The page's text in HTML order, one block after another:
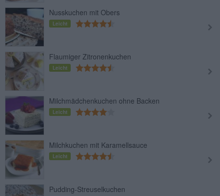
Nusskuchen mit Obers
Leicht
Flaumiger Zitronenkuchen
Leicht
Milchmädchenkuchen ohne Backen
Leicht
Milchkuchen mit Karamellsauce
Leicht
Pudding-Streuselkuchen